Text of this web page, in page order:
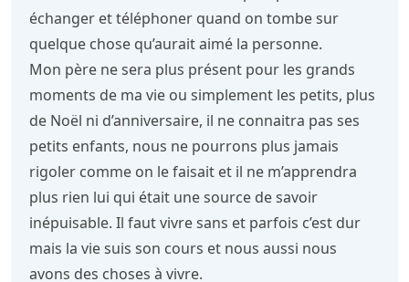
échanger et téléphoner quand on tombe sur
quelque chose qu’aurait aimé la personne.
Mon père ne sera plus présent pour les grands
moments de ma vie ou simplement les petits, plus
de Noël ni d’anniversaire, il ne connaitra pas ses
petits enfants, nous ne pourrons plus jamais
rigoler comme on le faisait et il ne m’apprendra
plus rien lui qui était une source de savoir
inépuisable. Il faut vivre sans et parfois c’est dur
mais la vie suis son cours et nous aussi nous
avons des choses à vivre.